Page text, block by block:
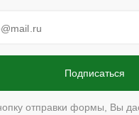
отправки формы, Вы